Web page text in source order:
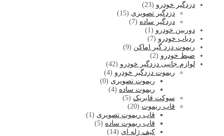
دزدگیر خودرو (23)
دزدگیر تصویری (15)
دزدگیر ساده (7)
دوربین خودرو (1)
ردیاب خودرو (7)
ریموت دزد گیر اماکن (9)
ضبط خودرو (2)
لوازم جانبی دزدگیر خودرو (42)
ریموت دزدگیر خودرو (4)
ریموت تصویری (0)
ریموت ساده (4)
سوکت فابریک (5)
قاب ریموت (20)
قاب ریموت تصویری (1)
قاب ریموت ساده (5)
کیف ژله ای (14)